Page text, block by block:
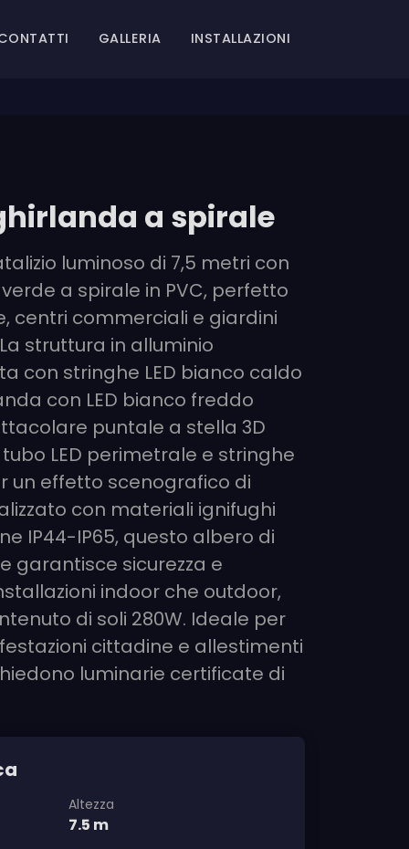
GALLERIA INSTALLAZIONI
a spirale
luminoso di 7,5 metri con
a spirale in PVC, perfetto
centri commerciali e giardini
struttura in alluminio
con stringhe LED bianco caldo
con LED bianco freddo
puntale a stella 3D
LED perimetrale e stringhe
un effetto scenografico di
con materiali ignifughi
IP44-IP65, questo albero di
garantisce sicurezza e
indoor che outdoor,
di soli 280W. Ideale per
cittadine e allestimenti
luminarie certificate di
Altezza
7.5 m